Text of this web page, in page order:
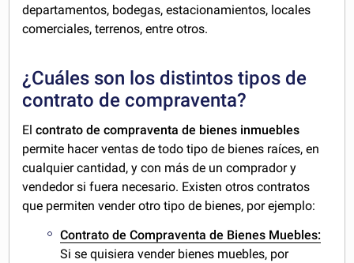
departamentos, bodegas, estacionamientos, locales
comerciales, terrenos, entre otros.
¿Cuáles son los distintos tipos de
contrato de compraventa?
El contrato de compraventa de bienes inmuebles
permite hacer ventas de todo tipo de bienes raíces, en
cualquier cantidad, y con más de un comprador y
vendedor si fuera necesario. Existen otros contratos
que permiten vender otro tipo de bienes, por ejemplo:
Contrato de Compraventa de Bienes Muebles:
Si se quisiera vender bienes muebles, por